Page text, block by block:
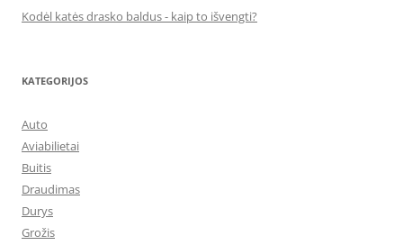
Kodėl katės drasko baldus - kaip to išvengti?
KATEGORIJOS
Auto
Aviabilietai
Buitis
Draudimas
Durys
Grožis